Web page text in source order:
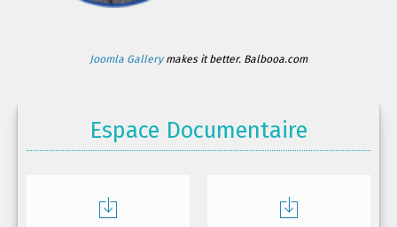
Joomla Gallerymakes it better. Balbooa.com
Espace Documentaire